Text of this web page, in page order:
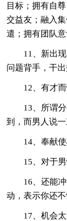
目标；拥有自
交益友；融入
遣；拥有团队意
11、新出
问题背手，干
12、有才
13、所谓
到，而男人说一
14、奉献
15、对于
16、还能
动，表示你还不
17、机会